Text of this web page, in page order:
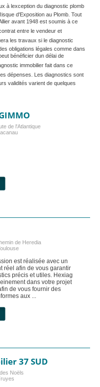
à lexception du diagnostic plomb
d'Exposition au Plomb. Tout
avant 1948 est soumis à ce
entre le vendeur et
les travaux si le diagnostic
obligations légales comme dans
bénéficier dun délai de
immobilier fait dans ce
dépenses. Les diagnostics sont
validités varient de quelques
de l'Atlantique
de Heredia
est réalisée avec un
réel afin de vous garantir
précis et utiles. Hexiag
dans votre projet
de vous fournir des
aux ...
37 SUD
Noëls